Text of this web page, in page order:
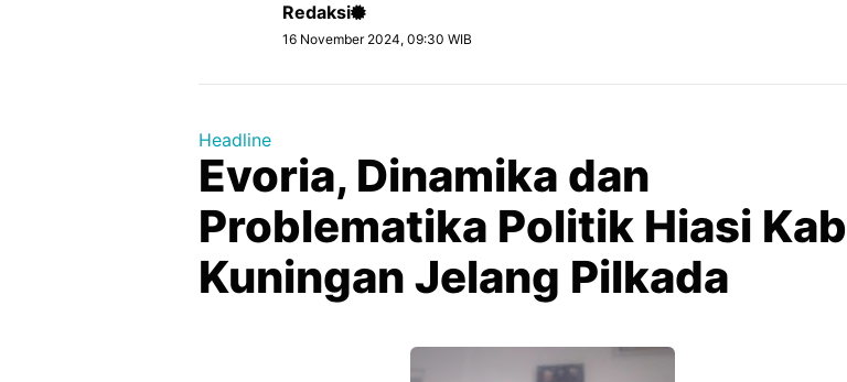
Redaksi
16 November 2024, 09:30 WIB
Headline
Evoria, Dinamika dan
Problematika Politik Hiasi Kab
Kuningan Jelang Pilkada